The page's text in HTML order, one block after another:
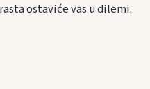
ostaviće vas u dilemi.